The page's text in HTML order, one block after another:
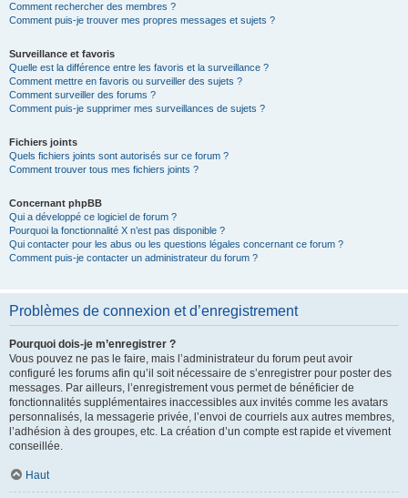
Comment rechercher des membres ?
Comment puis-je trouver mes propres messages et sujets ?
Surveillance et favoris
Quelle est la différence entre les favoris et la surveillance ?
Comment mettre en favoris ou surveiller des sujets ?
Comment surveiller des forums ?
Comment puis-je supprimer mes surveillances de sujets ?
Fichiers joints
Quels fichiers joints sont autorisés sur ce forum ?
Comment trouver tous mes fichiers joints ?
Concernant phpBB
Qui a développé ce logiciel de forum ?
Pourquoi la fonctionnalité X n’est pas disponible ?
Qui contacter pour les abus ou les questions légales concernant ce forum ?
Comment puis-je contacter un administrateur du forum ?
Problèmes de connexion et d’enregistrement
Pourquoi dois-je m’enregistrer ?
Vous pouvez ne pas le faire, mais l’administrateur du forum peut avoir
configuré les forums afin qu’il soit nécessaire de s’enregistrer pour poster des
messages. Par ailleurs, l’enregistrement vous permet de bénéficier de
fonctionnalités supplémentaires inaccessibles aux invités comme les avatars
personnalisés, la messagerie privée, l’envoi de courriels aux autres membres,
l’adhésion à des groupes, etc. La création d’un compte est rapide et vivement
conseillée.
Haut